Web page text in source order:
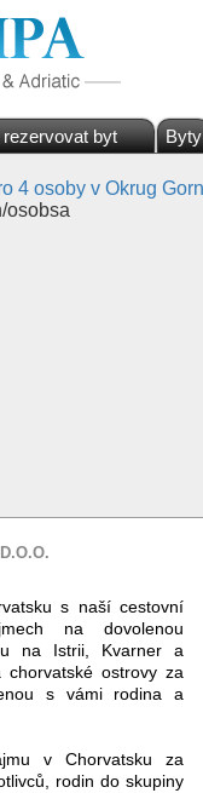
byt Byty
4 osoby v Okrug
osobsa
s naší cestovní
na dovolenou
na Istrii, Kvarner a
chorvatské ostrovy za
s vámi rodina a
v Chorvatsku za
rodin do skupiny